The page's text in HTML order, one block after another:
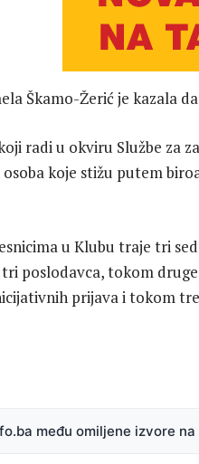
Škamo-Žerić je kazala
radi u okviru Službe za
koje stižu putem
u Klubu traje tri
poslodavca, tokom
prijava i tokom
među omiljene izvore na